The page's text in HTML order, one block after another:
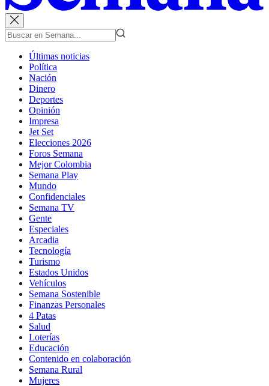
Últimas noticias
Política
Nación
Dinero
Deportes
Opinión
Impresa
Jet Set
Elecciones 2026
Foros Semana
Mejor Colombia
Semana Play
Mundo
Confidenciales
Semana TV
Gente
Especiales
Arcadia
Tecnología
Turismo
Estados Unidos
Vehículos
Semana Sostenible
Finanzas Personales
4 Patas
Salud
Loterías
Educación
Contenido en colaboración
Semana Rural
Mujeres